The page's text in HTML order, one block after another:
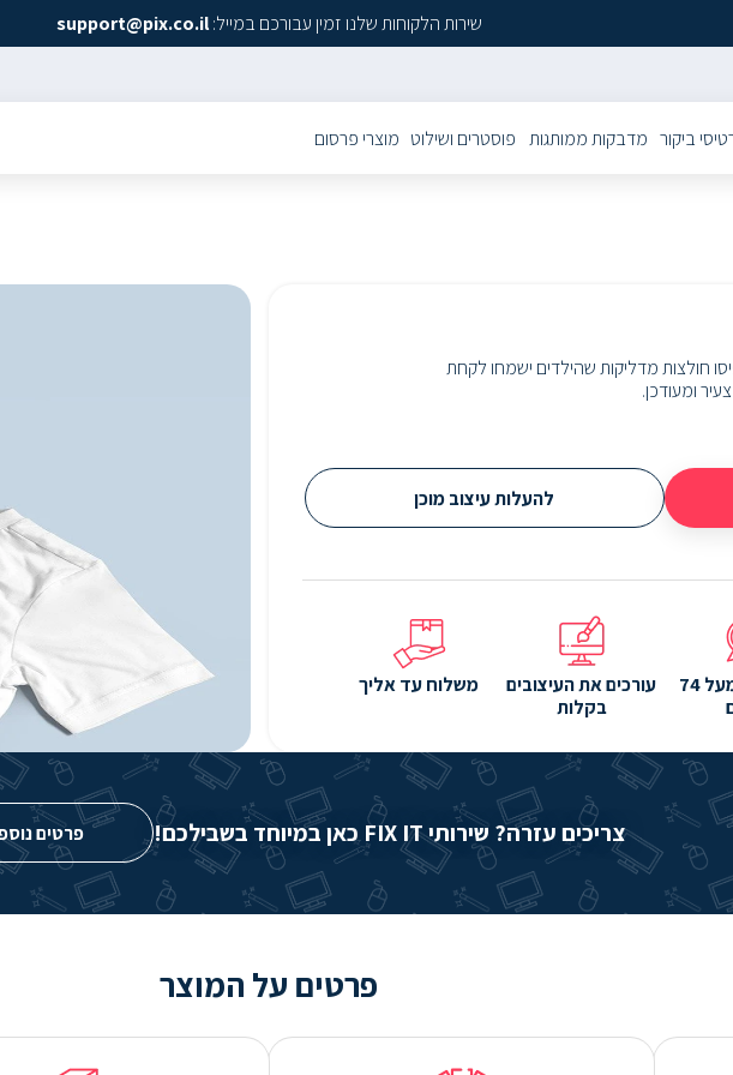
שירות הלקוחות שלנו זמין עבורכם במייל:support@pix.co.il
ביקור מדבקות ממותגות פוסטרים ושילוט מוצרי פרסום
חולצות מדליקות שהילדים ישמחו לקחת
ומעודכן.
להעלות עיצוב מוכן
מדפיסים מעל 74
עורכים את העיצובים
בקלות
משלוח עד אליך
צריכים עזרה? שירותי FIX IT כאן במיוחד בשבילכם! פרטים
פרטים על המוצר